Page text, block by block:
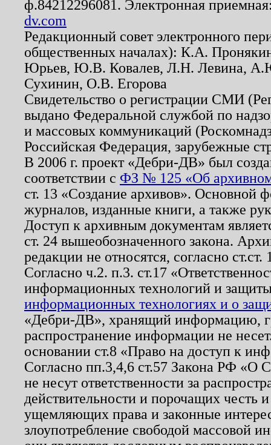
ф.84212296081. Электронная
dv.com
Редакционный совет электронного
общественных началах): К.А.
Юрьев, Ю.В. Ковалев, Л.Н. Левина,
Сухинин, О.В. Егорова
Свидетельство о регистрации СМИ
выдано Федеральной службой по
и массовых коммуникаций
Российская Федерация, зарубежные
В 2006 г. проект «Дебри-ДВ» был
соответствии с ФЗ № 125 «Об
ст. 13 «Создание архивов». Основной
журналов, изданные книги, а также
Доступ к архивным документам
ст. 24 вышеобозначенного закона.
редакции не относятся, согласно
Согласно ч.2. п.3. ст.17
информационных технологий и
информационных технологиях и о
«Дебри-ДВ», хранящий информацию,
распространение информации не
основании ст.8 «Право на доступ к
Согласно пп.3,4,6 ст.57 Закона РФ «О
не несут ответственности за
действительности и порочащих честь
ущемляющих права и законные
злоупотребление свободой массовой